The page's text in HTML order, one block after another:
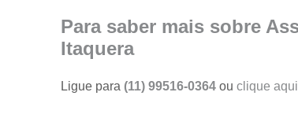
Para saber mais sobre
Itaquera
Ligue para (11) 99516-0364ouclique aqui